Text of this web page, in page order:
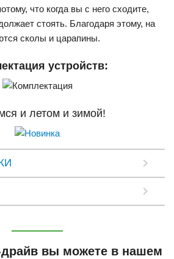
что когда вы с него сходите,
стоять. Благодаря этому, на
сколы и царапины.
устройств:
и летом и зимой!
драйв вы можете в нашем